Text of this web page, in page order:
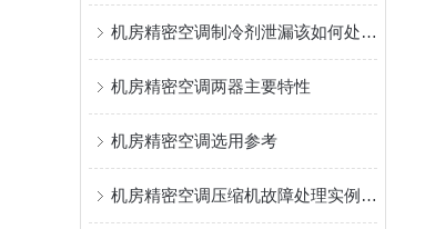
机房精密空调制冷剂泄漏该如何处理？
机房精密空调两器主要特性
机房精密空调选用参考
机房精密空调压缩机故障处理实例！！！